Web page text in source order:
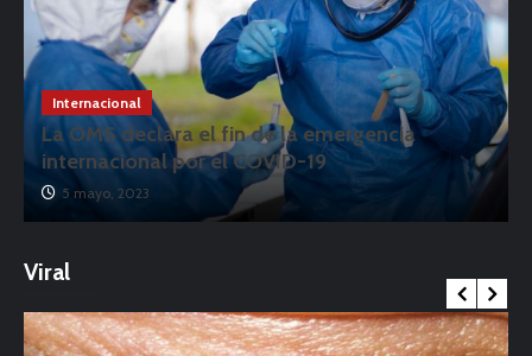
Internacional
La OMS declara el fin de la emergencia
internacional por el COVID-19
5 mayo, 2023
Viral